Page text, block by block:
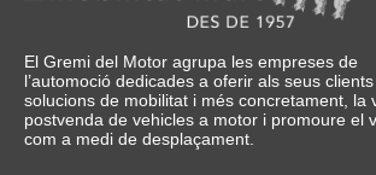
El Gremi del Motor agrupa les empreses de
l’automoció dedicades a oferir als seus clients
solucions de mobilitat i més concretament, la
postvenda de vehicles a motor i promoure el
com a medi de desplaçament.